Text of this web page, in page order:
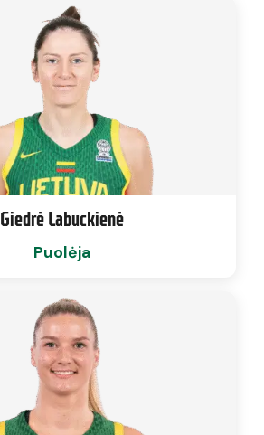
Giedrė Labuckienė
Puolėja